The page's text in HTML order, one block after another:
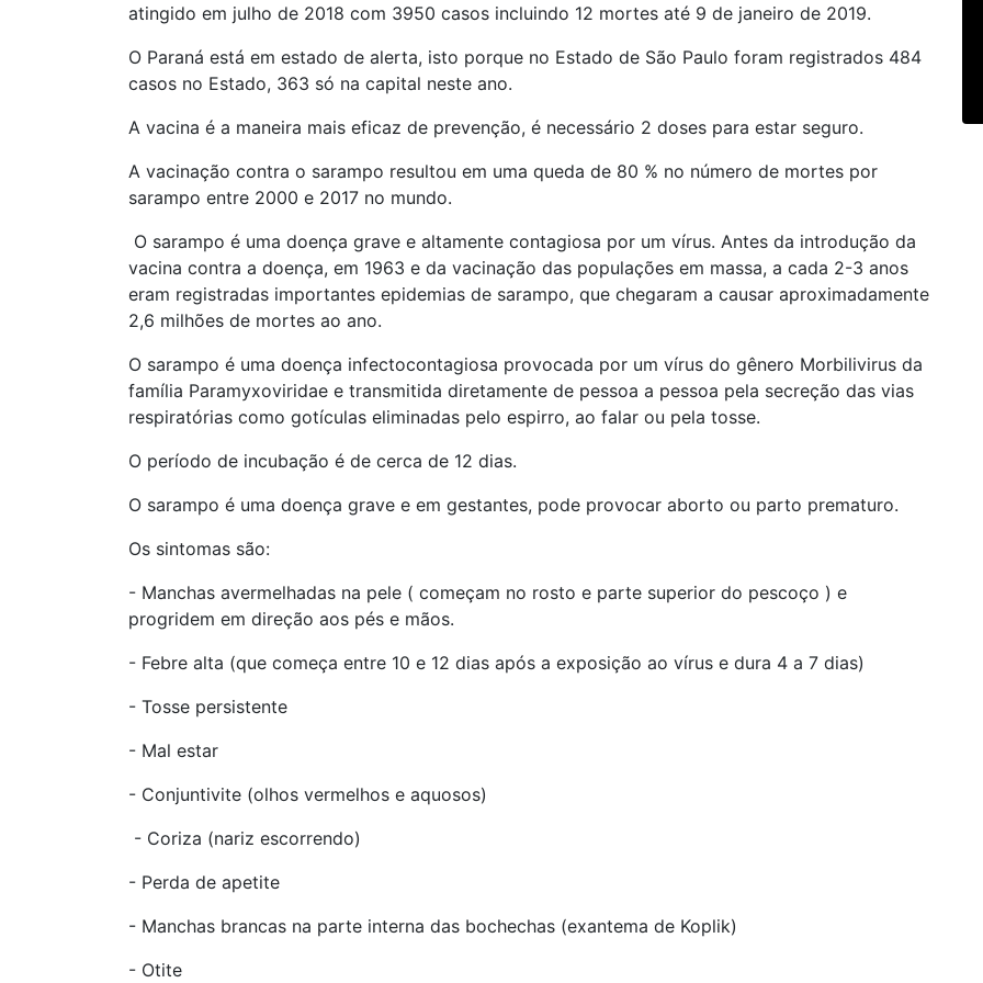
atingido em julho de 2018 com 3950 casos incluindo 12 mortes até 9 de janeiro de 2019.
O Paraná está em estado de alerta, isto porque no Estado de São Paulo foram registrados 484
casos no Estado, 363 só na capital neste ano.
A vacina é a maneira mais eficaz de prevenção, é necessário 2 doses para estar seguro.
A vacinação contra o sarampo resultou em uma queda de 80 % no número de mortes por
sarampo entre 2000 e 2017 no mundo.
O sarampo é uma doença grave e altamente contagiosa por um vírus. Antes da introdução da
vacina contra a doença, em 1963 e da vacinação das populações em massa, a cada 2-3 anos
eram registradas importantes epidemias de sarampo, que chegaram a causar aproximadamente
2,6 milhões de mortes ao ano.
O sarampo é uma doença infectocontagiosa provocada por um vírus do gênero Morbilivirus da
família Paramyxoviridae e transmitida diretamente de pessoa a pessoa pela secreção das vias
respiratórias como gotículas eliminadas pelo espirro, ao falar ou pela tosse.
O período de incubação é de cerca de 12 dias.
O sarampo é uma doença grave e em gestantes, pode provocar aborto ou parto prematuro.
Os sintomas são:
- Manchas avermelhadas na pele ( começam no rosto e parte superior do pescoço ) e
progridem em direção aos pés e mãos.
- Febre alta (que começa entre 10 e 12 dias após a exposição ao vírus e dura 4 a 7 dias)
- Tosse persistente
- Mal estar
- Conjuntivite (olhos vermelhos e aquosos)
- Coriza (nariz escorrendo)
- Perda de apetite
- Manchas brancas na parte interna das bochechas (exantema de Koplik)
- Otite